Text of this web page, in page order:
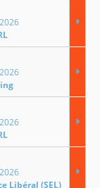
Libéral (SEL)